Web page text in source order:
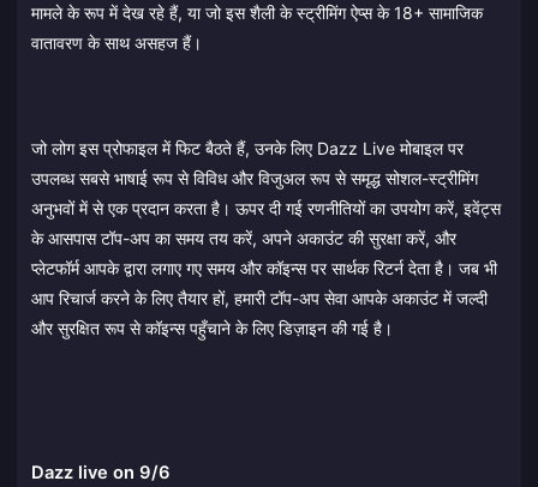
मामले के रूप में देख रहे हैं, या जो इस शैली के स्ट्रीमिंग ऐप्स के 18+ सामाजिक
वातावरण के साथ असहज हैं।
जो लोग इस प्रोफाइल में फिट बैठते हैं, उनके लिए Dazz Live मोबाइल पर
उपलब्ध सबसे भाषाई रूप से विविध और विजुअल रूप से समृद्ध सोशल-स्ट्रीमिंग
अनुभवों में से एक प्रदान करता है। ऊपर दी गई रणनीतियों का उपयोग करें, इवेंट्स
के आसपास टॉप-अप का समय तय करें, अपने अकाउंट की सुरक्षा करें, और
प्लेटफॉर्म आपके द्वारा लगाए गए समय और कॉइन्स पर सार्थक रिटर्न देता है। जब भी
आप रिचार्ज करने के लिए तैयार हों, हमारी टॉप-अप सेवा आपके अकाउंट में जल्दी
और सुरक्षित रूप से कॉइन्स पहुँचाने के लिए डिज़ाइन की गई है।
Dazz live on 9/6